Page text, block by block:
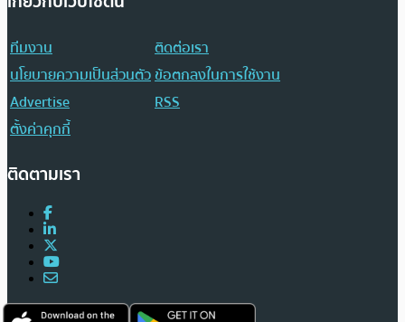
ทีมงาน
ติดต่อเรา
นโยบายความเป็นส่วนตัวข้อตกลงในการใช้งาน
Advertise
RSS
ตั้งค่าคุกกี้
ติดตามเรา